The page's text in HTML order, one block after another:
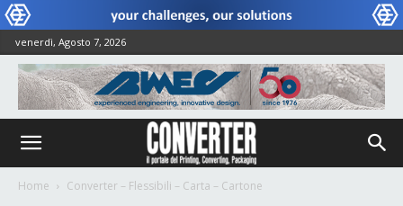
venerdì, Agosto 7, 2026
Home Converter – Flessibili – Carta – Cartone